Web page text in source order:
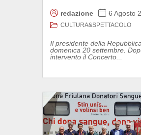
redazione 6 Agosto
CULTURA&SPETTACOLO
Il presidente della
domenica 20 settembre.
intervento il Concerto...